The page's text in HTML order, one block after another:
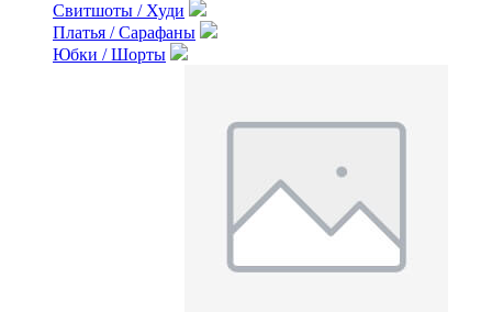
Свитшоты / Худи
Платья / Сарафаны
Юбки / Шорты